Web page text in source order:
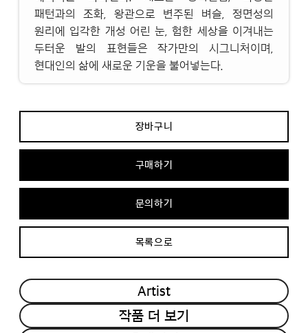
패턴과의 조화, 왕관으로 변주된 벼슬, 정면성의
원리에 입각한 개성 어린 눈, 험한 세상을 이겨내는
두터운 발의 표현들은 작가만의 시그니처이며,
현대인의 삶에 새로운 기운을 불어넣는다.
장바구니
구매하기
문의하기
목록으로
Artist
작품 더 보기